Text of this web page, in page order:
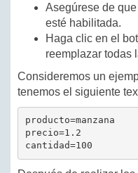
Asegúrese de
esté habilitada.
Haga clic en el
reemplazar todas
Consideremos un
tenemos el siguiente
producto=manzana
precio=1.2
cantidad=100